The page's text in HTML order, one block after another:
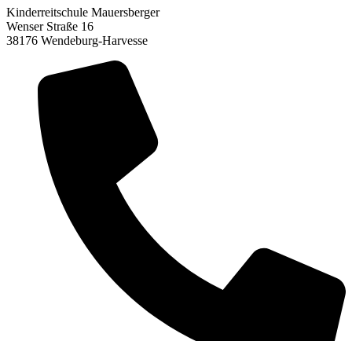
Kinderreitschule Mauersberger
Wenser Straße 16
38176 Wendeburg-Harvesse